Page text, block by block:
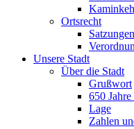
Ortsrecht
Satzungen
Unsere Stadt
Über die Stadt
Grußwort
650
Lage
Zahlen